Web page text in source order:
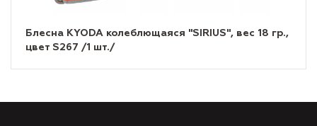
Блесна KYODA колеблющаяся "SIRIUS", вес 18 гр.,
цвет S267 /1 шт./